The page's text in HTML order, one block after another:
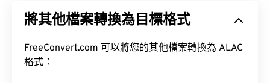
Xvid 實現了ISO MPEG-4 標準。它使用“有損”壓縮，
將其他檔案轉換為目標格式
FreeConvert.com 可以將您的其他檔案轉換為 ALAC
格式：